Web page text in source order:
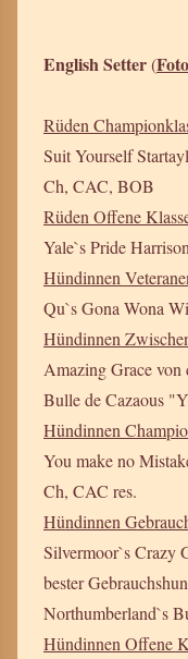
English Setter(
Rüden
Suit Yourself
Ch, CAC, BOB
Rüden Offene
Yale`s Pride
Hündinnen
Qu`s Gona Wona
Hündinnen
Amazing Grace
Bulle de Cazaous
Hündinnen
You make no
Ch, CAC res.
Hündinnen
Silvermoor`s
bester
Northumberland`s
Hündinnen Offene